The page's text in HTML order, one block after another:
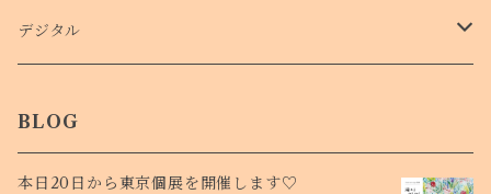
Ｔシャツ
デジタル
BLOG
本日20日から東京個展を開催します♡